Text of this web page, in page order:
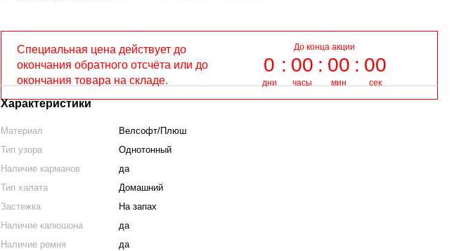
Специальная цена действует до
окончания обратного отсчёта или до
окончания товара на складе.
До конца акции
0
дни
00
часы
00
мин
00
сек
Характеристики
Материал
Велсофт/Плюш
Тип узора
Однотонный
Наличие карманов
да
Тип халата
Домашний
Застежка
На запах
Наличие капюшона
да
Наличие ремня
да